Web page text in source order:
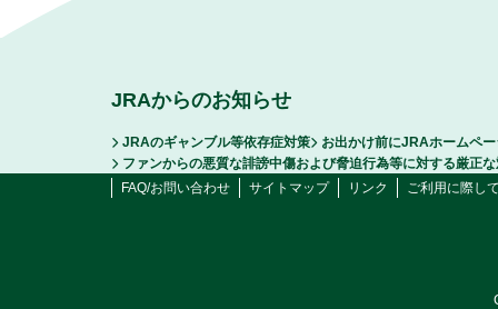
JRAからのお知らせ
JRAのギャンブル等依存症対策
お出かけ前にJRAホームペ
ファンからの悪質な誹謗中傷および脅迫行為等に対する厳正
FAQ/お問い合わせ
サイトマップ リンク ご利用に際し